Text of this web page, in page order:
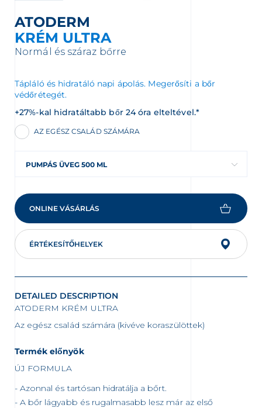
ATODERM
KRÉM ULTRA
Normál és száraz bőrre
Tápláló és hidratáló napi ápolás. Megerősíti a bőr
védőrétegét.
+27%-kal hidratáltabb bőr 24 óra elteltével.*
AZ EGÉSZ CSALÁD SZÁMÁRA
PUMPÁS ÜVEG 500 ML
ONLINE VÁSÁRLÁS
ÉRTÉKESÍTŐHELYEK
DETAILED DESCRIPTION
ATODERM KRÉM ULTRA
Az egész család számára (kivéve koraszülöttek)
Termék előnyök
ÚJ FORMULA
Azonnal és tartósan hidratálja a bőrt.
A bőr lágyabb és rugalmasabb lesz már az első